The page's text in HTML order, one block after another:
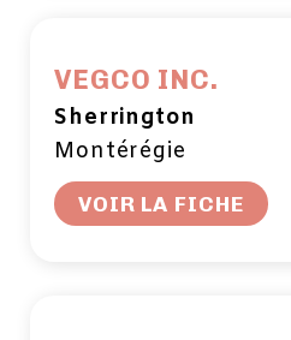
VEGCO INC.
Sherrington
Montérégie
VOIR LA FICHE